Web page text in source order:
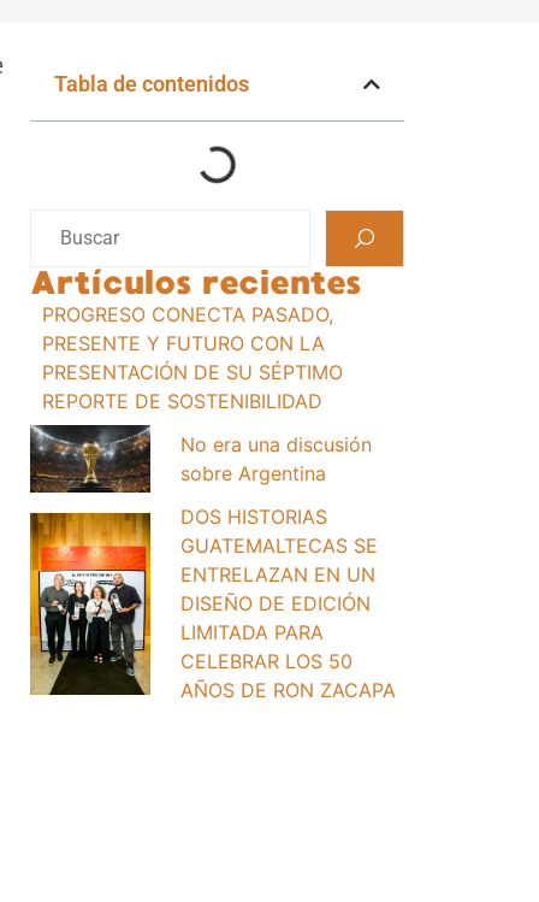
Tabla de contenidos
Artículos recientes
PROGRESO CONECTA PASADO,
PRESENTE Y FUTURO CON LA
PRESENTACIÓN DE SU SÉPTIMO
REPORTE DE SOSTENIBILIDAD
No era una discusión
sobre Argentina
DOS HISTORIAS
GUATEMALTECAS SE
ENTRELAZAN EN UN
DISEÑO DE EDICIÓN
LIMITADA PARA
CELEBRAR LOS 50
AÑOS DE RON ZACAPA